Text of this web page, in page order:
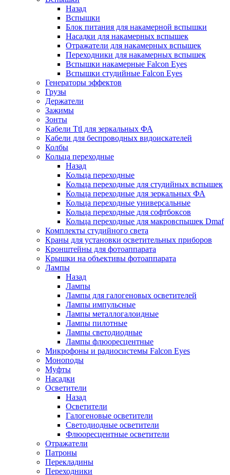
Назад
Вспышки
Блок питания для накамерной вспышки
Насадки для накамерных вспышек
Отражатели для накамерных вспышек
Переходники для накамерных вспышек
Вспышки накамерные Falcon Eyes
Вспышки студийные Falcon Eyes
Генераторы эффектов
Грузы
Держатели
Зажимы
Зонты
Кабели Ttl для зеркальных ФА
Кабели для беспроводных видоискателей
Колбы
Кольца переходные
Назад
Кольца переходные
Кольца переходные для студийных вспышек
Кольца переходные для зеркальных ФА
Кольца переходные универсальные
Кольца переходные для софтбоксов
Кольца переходные для макровспышек Dmaf
Комплекты студийного света
Краны для установки осветительных приборов
Кронштейны для фотоаппарата
Крышки на объективы фотоаппарата
Лампы
Назад
Лампы
Лампы для галогеновых осветителей
Лампы импульсные
Лампы металлогалоидные
Лампы пилотные
Лампы светодиодные
Лампы флюоресцентные
Микрофоны и радиосистемы Falcon Eyes
Моноподы
Муфты
Насадки
Осветители
Назад
Осветители
Галогеновые осветители
Светодиодные осветители
Флюоресцентные осветители
Отражатели
Патроны
Перекладины
Переходники